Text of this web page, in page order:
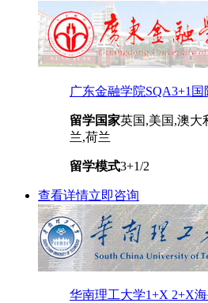
广东金融学院SQA3+1国
留学国家英国,美国,澳大
兰,荷兰
留学模式3+1/2
查看详情立即咨询
华南理工大学1+X 2+X